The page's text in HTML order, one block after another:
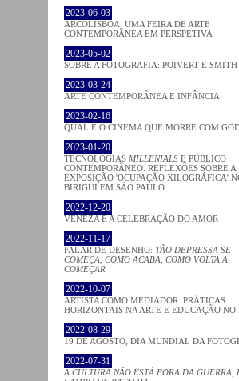
2023-06-03
ARCOLISBOA, UMA FEIRA DE ARTE
CONTEMPORÂNEA EM PERSPETIVA
2023-05-02
SOBRE A FOTOGRAFIA: POIVERT E SMITH
2023-03-24
ARTE CONTEMPORÂNEA E INFÂNCIA
2023-02-16
QUAL É O CINEMA QUE MORRE COM
2023-01-20
TECNOLOGIAS MILLENIALS E PÚBLICO
CONTEMPORÂNEO. REFLEXÕES SOBRE A
EXPOSIÇÃO 'OCUPAÇÃO XILOGRÁFICA'
BIRIGUI EM SÃO PAULO
2022-12-20
VENEZA E A CELEBRAÇÃO DO AMOR
2022-11-17
FALAR DE DESENHO: TÃO DEPRESSA SE
COMEÇA, COMO ACABA, COMO VOLTA A
COMEÇAR
2022-10-07
ARTISTA COMO MEDIADOR. PRÁTICAS
HORIZONTAIS NA ARTE E EDUCAÇÃO NO
2022-08-29
19 DE AGOSTO, DIA MUNDIAL DA
2022-07-31
A CULTURA NÃO ESTÁ FORA DA GUERRA,